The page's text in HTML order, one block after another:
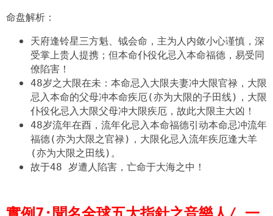
命盘解析：
天府逢铃星三方魁、钺会命，主为人内敛小心谨慎，深
受掌上贵人提携；但本命仆役化忌入本命福德，易受同
僚陷害！
48岁之大限在未：本命忌入大限夫妻冲大限官禄，大限
忌入本命的父母冲本命疾厄(亦为大限的子田线)，大限
仆役化忌入大限父母冲大限疾厄，故此大限主大凶！
48岁流年在酉，流年化忌入本命福德引动本命忌冲流年
福德(亦为大限之官禄)，大限化忌入流年疾厄逢大羊
(亦为大限之田线)。
故于48 岁遭人陷害，亡命于大海之中！